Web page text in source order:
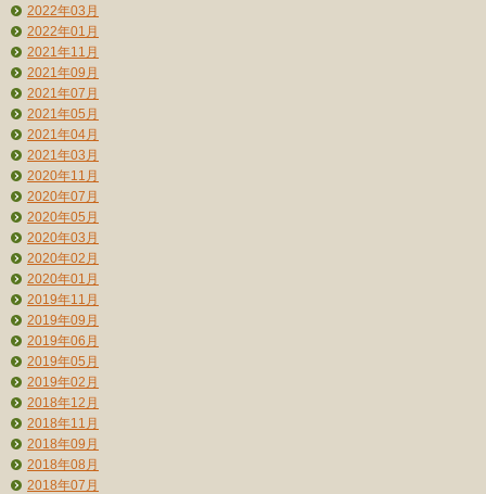
2022年03月
2022年01月
2021年11月
2021年09月
2021年07月
2021年05月
2021年04月
2021年03月
2020年11月
2020年07月
2020年05月
2020年03月
2020年02月
2020年01月
2019年11月
2019年09月
2019年06月
2019年05月
2019年02月
2018年12月
2018年11月
2018年09月
2018年08月
2018年07月